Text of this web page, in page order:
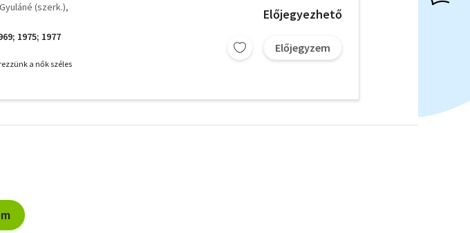
(szerk.)
1975; 1977
a nők széles
Előjegyezhető
Előjegyzem